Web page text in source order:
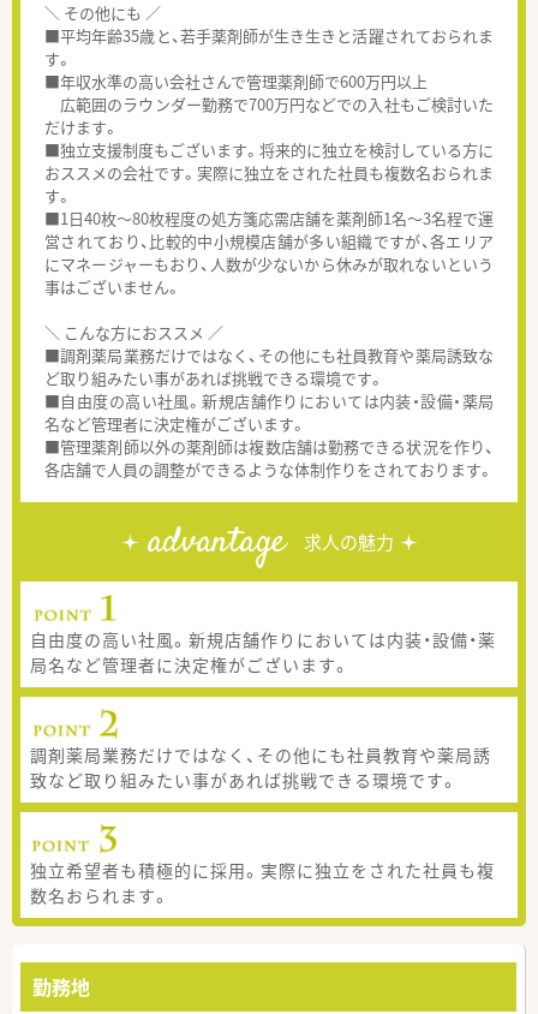
＼ その他にも ／
■平均年齢35歳と、若手薬剤師が生き生きと活躍されておられま
す。
■年収水準の高い会社さんで管理薬剤師で600万円以上
広範囲のラウンダー勤務で700万円などでの入社もご検討いた
だけます。
■独立支援制度もございます。将来的に独立を検討している方に
おススメの会社です。実際に独立をされた社員も複数名おられま
す。
■1日40枚～80枚程度の処方箋応需店舗を薬剤師1名～3名程で運
営されており、比較的中小規模店舗が多い組織ですが、各エリア
にマネージャーもおり、人数が少ないから休みが取れないという
事はございません。
＼ こんな方におススメ ／
■調剤薬局業務だけではなく、その他にも社員教育や薬局誘致な
ど取り組みたい事があれば挑戦できる環境です。
■自由度の高い社風。新規店舗作りにおいては内装・設備・薬局
名など管理者に決定権がございます。
■管理薬剤師以外の薬剤師は複数店舗は勤務できる状況を作り、
各店舗で人員の調整ができるような体制作りをされております。
advantage 求人の魅力
自由度の高い社風。新規店舗作りにおいては内装・設備・薬
局名など管理者に決定権がございます。
調剤薬局業務だけではなく、その他にも社員教育や薬局誘
致など取り組みたい事があれば挑戦できる環境です。
独立希望者も積極的に採用。実際に独立をされた社員も複
数名おられます。
勤務地